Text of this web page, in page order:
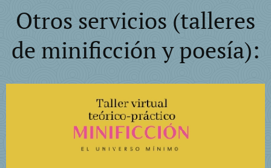
Otros servicios (talleres
de minificción y poesía):